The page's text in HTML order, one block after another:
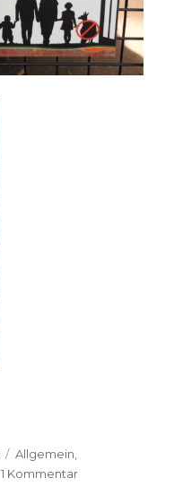
Kategorien
Allgemein,
1 Kommentarzu